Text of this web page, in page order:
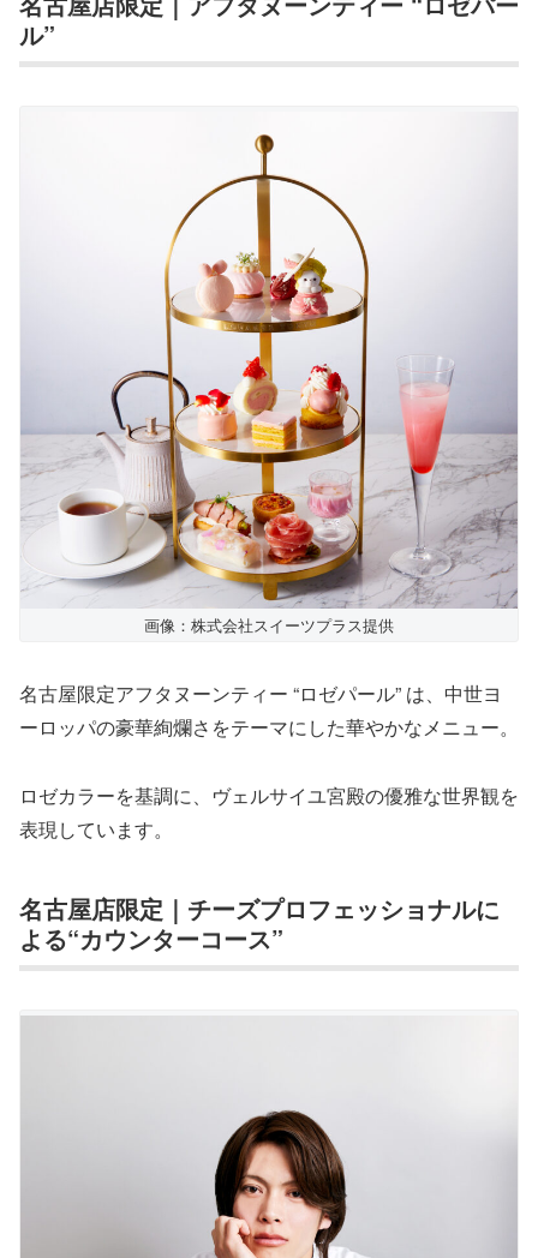
ル”
画像：株式会社スイーツプラス提供
名古屋限定アフタヌーンティー “ロゼパール” は、中世ヨ
ーロッパの豪華絢爛さをテーマにした華やかなメニュー。
ロゼカラーを基調に、ヴェルサイユ宮殿の優雅な世界観を
表現しています。
名古屋店限定｜チーズプロフェッショナルに
よる“カウンターコース”